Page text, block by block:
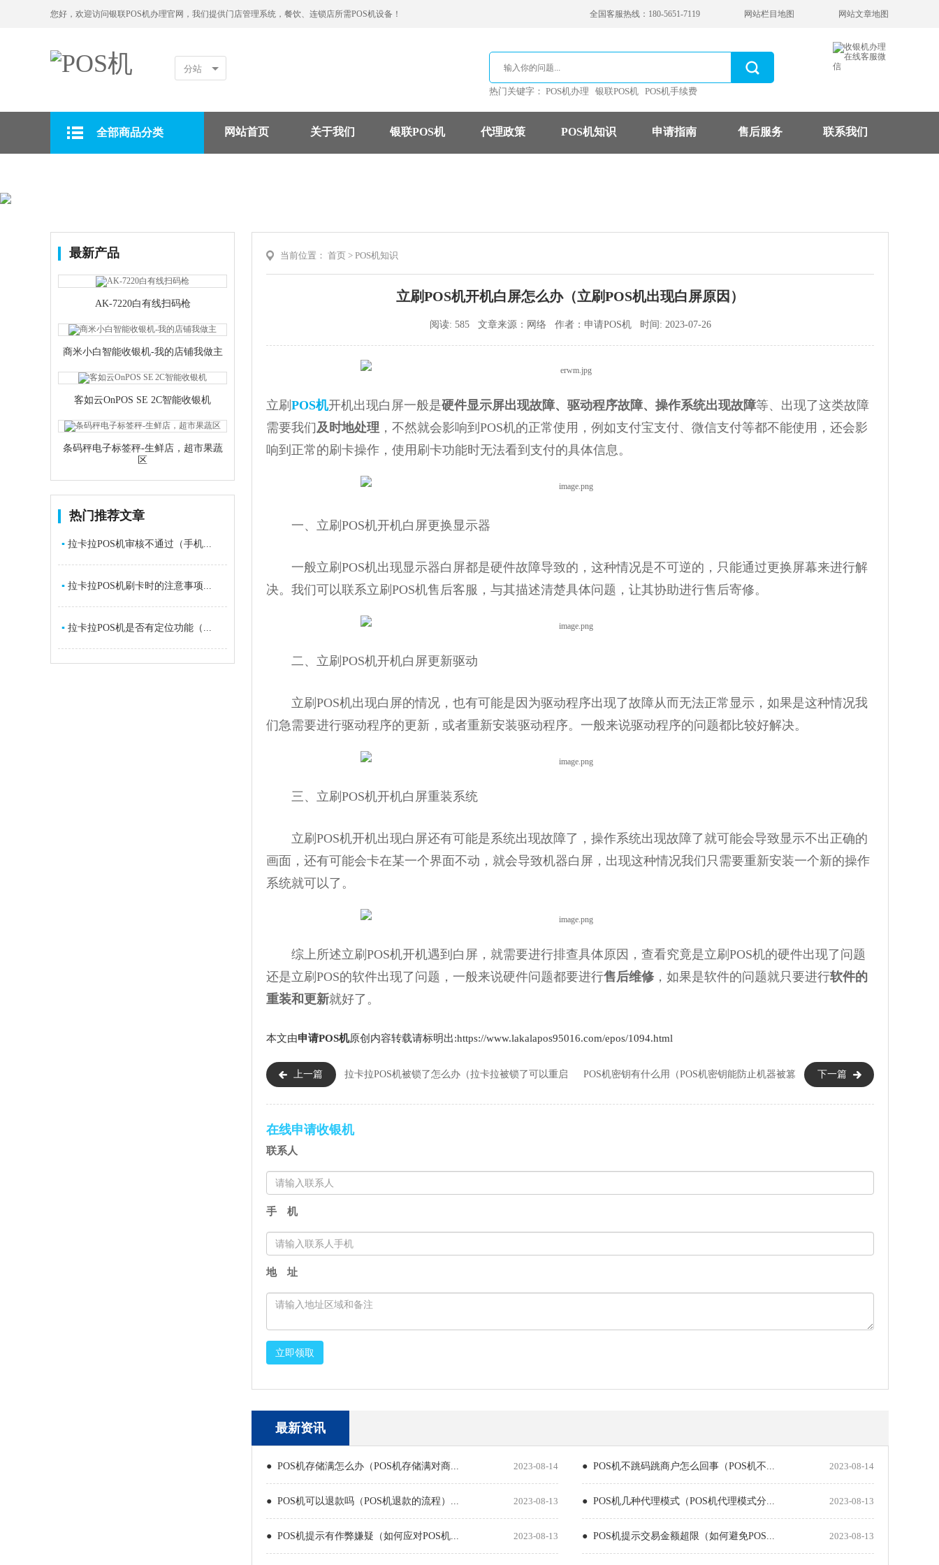
您好，欢迎访问银联POS机办理官网，我们提供门店管理系统，餐饮、连锁店所需POS机设备！ 全国客服热线：180-5651-7119 网站栏目地图 网站文章地图
分站
热门关键字： POS机办理 银联POS机 POS机手续费
全部商品分类 网站首页 关于我们 银联POS机 代理政策 POS机知识 申请指南 售后服务 联系我们
最新产品
AK-7220白有线扫码枪
商米小白智能收银机-我的店铺我做主
客如云OnPOS SE 2C智能收银机
条码秤电子标签秤-生鲜店，超市果蔬
区
热门推荐文章
▪ 拉卡拉POS机审核不通过（手机...
▪ 拉卡拉POS机刷卡时的注意事项...
▪ 拉卡拉POS机是否有定位功能（...
当前位置： 首页 > POS机知识
立刷POS机开机白屏怎么办（立刷POS机出现白屏原因）
阅读: 585 文章来源：网络 作者：申请POS机 时间: 2023-07-26
立刷 POS机开机出现白屏一般是硬件显示屏出现故障、驱动程序故障、操作系统出现故障等、出现了这类故障
需要我们及时地处理 ，不然就会影响到POS机的正常使用，例如支付宝支付、微信支付等都不能使用，还会影
响到正常的刷卡操作，使用刷卡功能时无法看到支付的具体信息。
一、立刷POS机开机白屏更换显示器
一般立刷POS机出现显示器白屏都是硬件故障导致的，这种情况是不可逆的，只能通过更换屏幕来进行解
决。我们可以联系立刷POS机售后客服，与其描述清楚具体问题，让其协助进行售后寄修。
二、立刷POS机开机白屏更新驱动
立刷POS机出现白屏的情况，也有可能是因为驱动程序出现了故障从而无法正常显示，如果是这种情况我
们急需要进行驱动程序的更新，或者重新安装驱动程序。一般来说驱动程序的问题都比较好解决。
三、立刷POS机开机白屏重装系统
立刷POS机开机出现白屏还有可能是系统出现故障了，操作系统出现故障了就可能会导致显示不出正确的
画面，还有可能会卡在某一个界面不动，就会导致机器白屏，出现这种情况我们只需要重新安装一个新的操作
系统就可以了。
综上所述立刷POS机开机遇到白屏，就需要进行排查具体原因，查看究竟是立刷POS机的硬件出现了问题
还是立刷POS的软件出现了问题，一般来说硬件问题都要进行售后维修 ，如果是软件的问题就只要进行软件的
重装和更新就好了。
本文由申请POS机原创内容转载请标明出:https://www.lakalapos95016.com/epos/1094.html
上一篇 拉卡拉POS机被锁了怎么办（拉卡拉被锁了可以重启 下一篇
POS机密钥有什么用（POS机密钥能防止机器被篡
在线申请收银机
联系人
手 机
地 址
立即领取
最新资讯
● POS机存储满怎么办（POS机存储满对商... 2023-08-14 ● POS机不跳码跳商户怎么回事（POS机不... 2023-08-14
● POS机可以退款吗（POS机退款的流程）... 2023-08-13 ● POS机几种代理模式（POS机代理模式分... 2023-08-13
● POS机提示有作弊嫌疑（如何应对POS机... 2023-08-13 ● POS机提示交易金额超限（如何避免POS... 2023-08-13